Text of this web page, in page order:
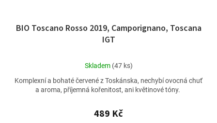
BIO Toscano Rosso 2019, Camporignano, Toscana
IGT
Průměrné
produktu
je
z
5
Skladem (47 ks)
489 Kč
Komplexní a bohaté červené z Toskánska, nechybí ovocná chuť
a aroma, příjemná kořenitost, ani květinové tóny.